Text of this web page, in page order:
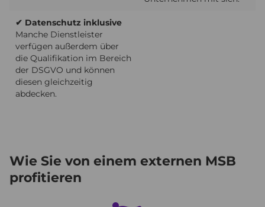
✔ Datenschutz inklusive
Manche Dienstleister
verfügen außerdem über
die Qualifikation im Bereich
der DSGVO und können
diesen gleichzeitig
abdecken.
Wie Sie von einem externen MSB
profitieren